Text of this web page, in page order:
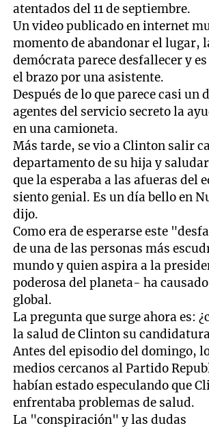
atentados del 11 de septiembre.
Un video publicado en internet
momento de abandonar el lugar,
demócrata parece desfallecer y
el brazo por una asistente.
Después de lo que parece casi un
agentes del servicio secreto la
en una camioneta.
Más tarde, se vio a Clinton salir
departamento de su hija y
que la esperaba a las afueras del
siento genial. Es un día bello en
dijo.
Como era de esperarse este
de una de las personas más
mundo y quien aspira a la
poderosa del planeta- ha
global.
La pregunta que surge ahora es:
la salud de Clinton su
Antes del episodio del domingo,
medios cercanos al Partido
habían estado especulando que
enfrentaba problemas de salud.
La "conspiración" y las dudas